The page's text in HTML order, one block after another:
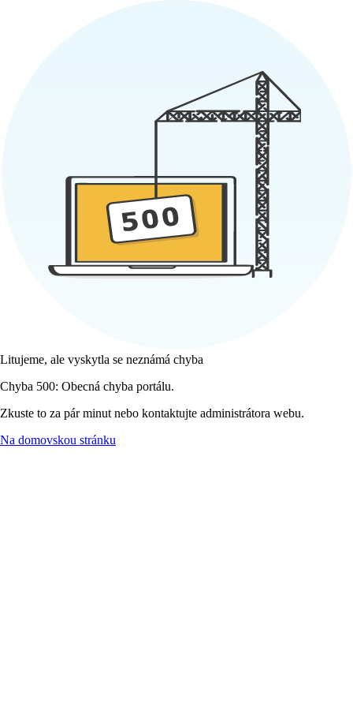
Litujeme, ale vyskytla se neznámá chyba
Chyba 500: Obecná chyba portálu.
Zkuste to za pár minut nebo kontaktujte administrátora webu.
Na domovskou stránku